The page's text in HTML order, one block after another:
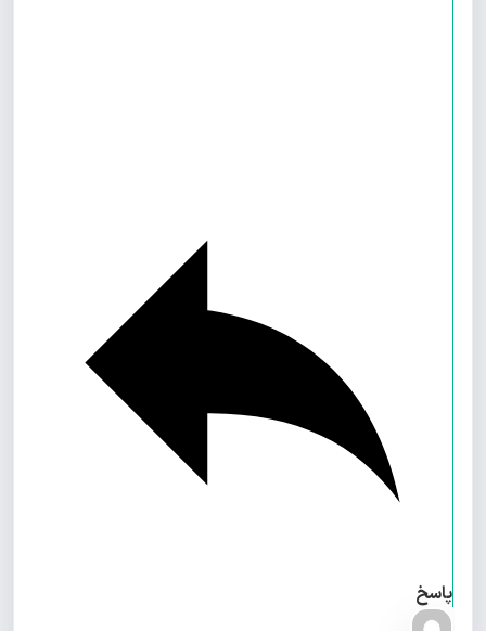
پاسخ